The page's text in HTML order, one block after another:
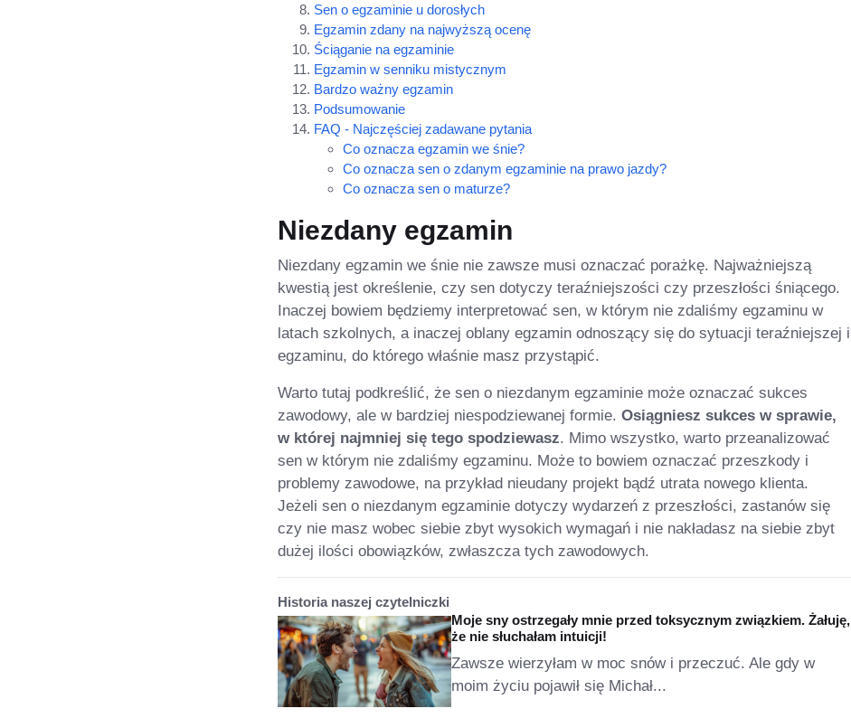
Sen o egzaminie u dorosłych
Egzamin zdany na najwyższą ocenę
Ściąganie na egzaminie
Egzamin w senniku mistycznym
Bardzo ważny egzamin
Podsumowanie
FAQ - Najczęściej zadawane pytania
Co oznacza egzamin we śnie?
Co oznacza sen o zdanym egzaminie na prawo jazdy?
Co oznacza sen o maturze?
Niezdany egzamin
Niezdany egzamin we śnie nie zawsze musi oznaczać porażkę. Najważniejszą
kwestią jest określenie, czy sen dotyczy teraźniejszości czy przeszłości śniącego.
Inaczej bowiem będziemy interpretować sen, w którym nie zdaliśmy egzaminu w
latach szkolnych, a inaczej oblany egzamin odnoszący się do sytuacji teraźniejszej i
egzaminu, do którego właśnie masz przystąpić.
Warto tutaj podkreślić, że sen o niezdanym egzaminie może oznaczać sukces
zawodowy, ale w bardziej niespodziewanej formie. Osiągniesz sukces w sprawie,
w której najmniej się tego spodziewasz. Mimo wszystko, warto przeanalizować
sen w którym nie zdaliśmy egzaminu. Może to bowiem oznaczać przeszkody i
problemy zawodowe, na przykład nieudany projekt bądź utrata nowego klienta.
Jeżeli sen o niezdanym egzaminie dotyczy wydarzeń z przeszłości, zastanów się
czy nie masz wobec siebie zbyt wysokich wymagań i nie nakładasz na siebie zbyt
dużej ilości obowiązków, zwłaszcza tych zawodowych.
Historia naszej czytelniczki
Moje sny ostrzegały mnie przed toksycznym związkiem. Żałuję,
że nie słuchałam intuicji!
Zawsze wierzyłam w moc snów i przeczuć. Ale gdy w
moim życiu pojawił się Michał...